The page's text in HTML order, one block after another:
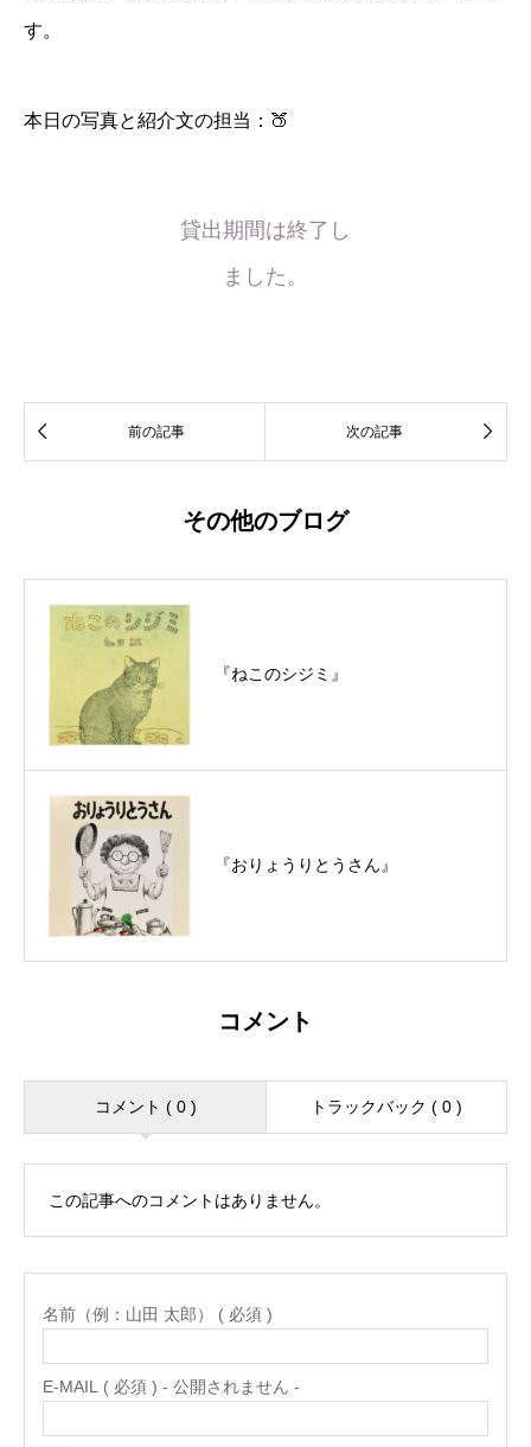
す。
本日の写真と紹介文の担当：🍑
貸出期間は終了し
ました。
 前の記事 次の記事 
その他のブログ
『ねこのシジミ』
『おりょうりとうさん』
コメント
コメント ( 0 ) トラックバック ( 0 )
この記事へのコメントはありません。
名前（例：山田 太郎） ( 必須 )
E-MAIL ( 必須 ) - 公開されません -